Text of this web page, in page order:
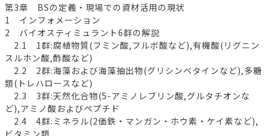
第3章 BSの定義・現場での資材活用の現状
1 インフォメーション
2 バイオスティミュラント6群の解説
2.1 1群:腐植物質(フミン酸,フルボ酸など),有機酸(リグニン
スルホン酸,酢酸など)
2.2 2群:海藻および海藻抽出物(グリシンベタインなど),多糖
類(トレハロースなど)
2.3 3群:天然化合物(5-アミノレブリン酸,グルタチオンな
ど),アミノ酸およびペプチド
2.4 4群:ミネラル(2価鉄・マンガン・ホウ素・ケイ素など),
ビタミン類